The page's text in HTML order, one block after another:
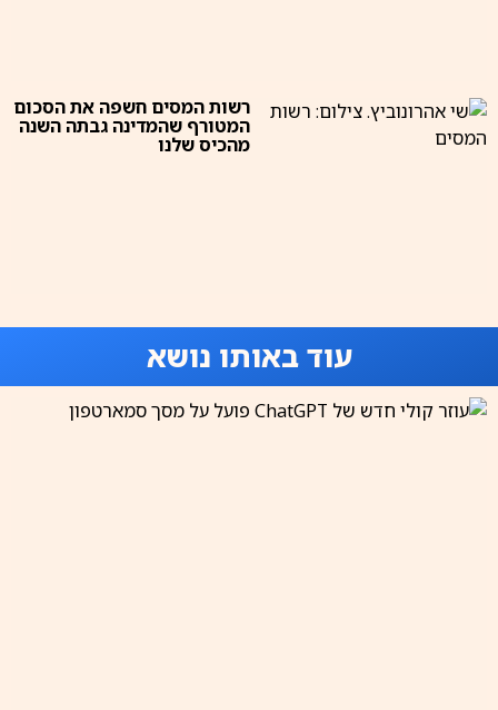
רשות המסים חשפה את הסכום
המטורף שהמדינה גבתה השנה
מהכיס שלנו
עוד באותו נושא